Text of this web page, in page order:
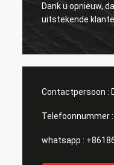
Dank u
Contactpersoon :
Telefoonnummer :
whatsapp :